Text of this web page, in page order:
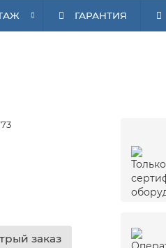
ГАРАНТИЯ
заказ